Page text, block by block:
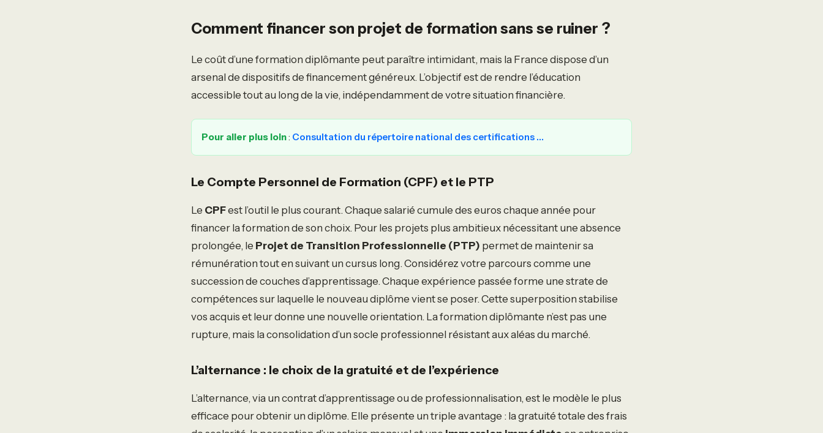
Comment financer son projet de formation sans se ruiner ?
Le coût d’une formation diplômante peut paraître intimidant, mais la France dispose d’un
arsenal de dispositifs de financement généreux. L’objectif est de rendre l’éducation
accessible tout au long de la vie, indépendamment de votre situation financière.
Pour aller plus loin: Consultation du répertoire national des certifications …
Le Compte Personnel de Formation (CPF) et le PTP
Le CPFest l’outil le plus courant. Chaque salarié cumule des euros chaque année pour
financer la formation de son choix. Pour les projets plus ambitieux nécessitant une absence
prolongée, le Projet de Transition Professionnelle (PTP) permet de maintenir sa
rémunération tout en suivant un cursus long. Considérez votre parcours comme une
succession de couches d’apprentissage. Chaque expérience passée forme une strate de
compétences sur laquelle le nouveau diplôme vient se poser. Cette superposition stabilise
vos acquis et leur donne une nouvelle orientation. La formation diplômante n’est pas une
rupture, mais la consolidation d’un socle professionnel résistant aux aléas du marché.
L’alternance : le choix de la gratuité et de l’expérience
L’alternance, via un contrat d’apprentissage ou de professionnalisation, est le modèle le plus
efficace pour obtenir un diplôme. Elle présente un triple avantage : la gratuité totale des frais